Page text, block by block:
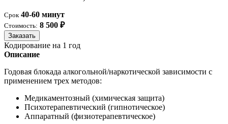
Срок 40-60 минут
Стоимость: 8 500 ₽
Заказать
Кодирование на 1 год
Описание
Годовая блокада алкогольной/наркотической зависимости с
применением трех методов:
Медикаментозный (химическая защита)
Психотерапевтический (гипнотическое)
Аппаратный (физиотерапевтическое)